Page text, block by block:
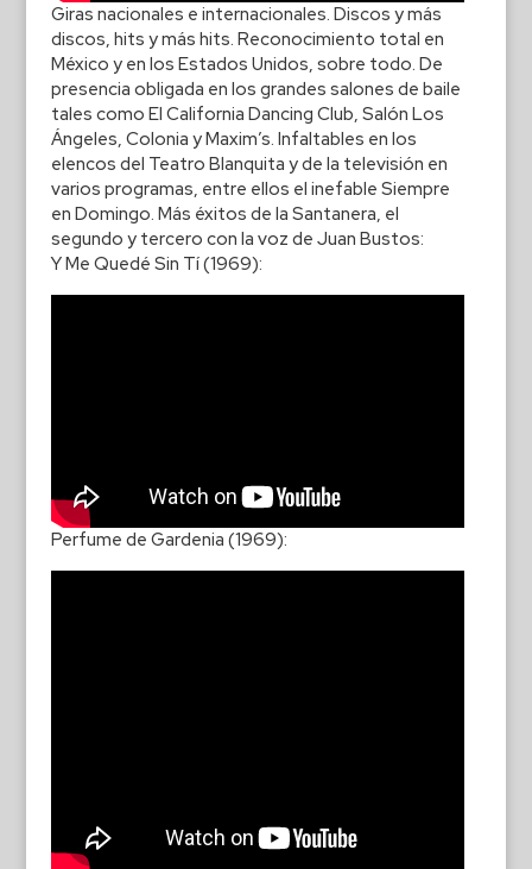
Giras nacionales e internacionales. Discos y más
discos, hits y más hits. Reconocimiento total en
México y en los Estados Unidos, sobre todo. De
presencia obligada en los grandes salones de baile
tales como El California Dancing Club, Salón Los
Ángeles, Colonia y Maxim’s. Infaltables en los
elencos del Teatro Blanquita y de la televisión en
varios programas, entre ellos el inefable Siempre
en Domingo. Más éxitos de la Santanera, el
segundo y tercero con la voz de Juan Bustos:
Y Me Quedé Sin Tí (1969):
Perfume de Gardenia (1969):